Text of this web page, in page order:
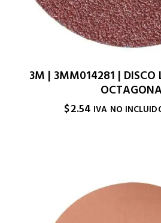
3M | 3MM014281 | DISCO
$2.54 IVA NO